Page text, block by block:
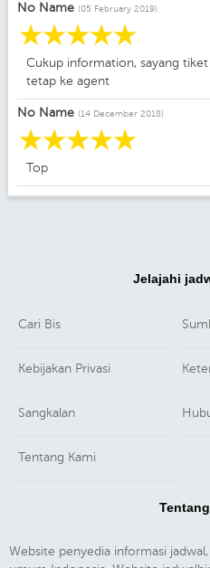
No Name (05 February 2019)
☆
☆
☆
☆
☆
Cukup information, sayang
tetap ke agent
No Name (14 December 2018)
☆
☆
☆
☆
☆
Top
Jelajahi
Cari Bis
Kebijakan Privasi
Sangkalan
Tentang Kami
Website penyedia informasi